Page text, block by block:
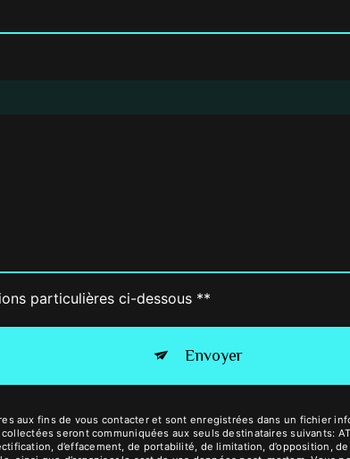
particulières ci-dessous **
Envoyer
aux fins de vous contacter et sont enregistrées dans un fichier
seront communiquées aux seuls destinataires suivants:
d’effacement, de portabilité, de limitation, d’opposition,